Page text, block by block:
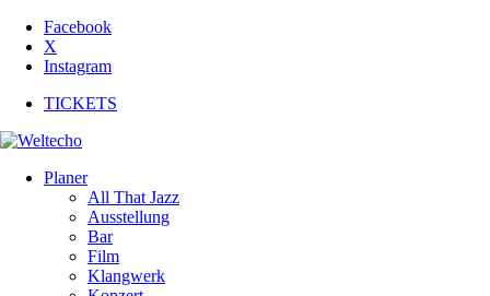
Facebook
X
Instagram
TICKETS
Planer
All That Jazz
Ausstellung
Bar
Film
Klangwerk